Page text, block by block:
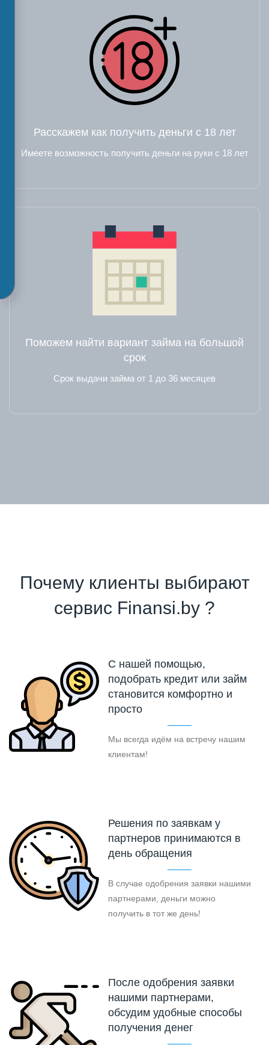
Расскажем как получить деньги с 18 лет
Имеете возможность получить деньги на руки с 18 лет
Поможем найти вариант займа на большой
срок
Срок выдачи займа от 1 до 36 месяцев
Почему клиенты выбирают
сервис Finansi.by ?
С нашей помощью,
подобрать кредит или займ
становится комфортно и
просто
Мы всегда идём на встречу нашим
клиентам!
Решения по заявкам у
партнеров принимаются в
день обращения
В случае одобрения заявки нашими
партнерами, деньги можно
получить в тот же день!
После одобрения заявки
нашими партнерами,
обсудим удобные способы
получения денег